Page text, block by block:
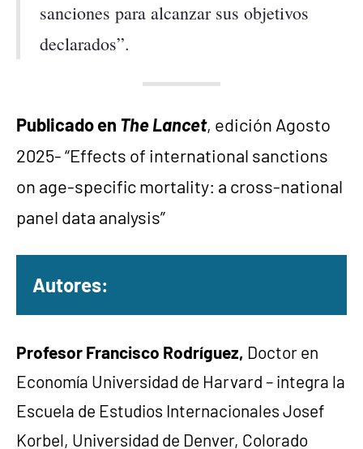
sanciones para alcanzar sus objetivos
declarados”.
Publicado en The Lancet, edición Agosto
2025- “Effects of international sanctions
on age-specific mortality: a cross-national
panel data analysis”
Autores:
Profesor Francisco Rodríguez, Doctor en
Economía Universidad de Harvard – integra la
Escuela de Estudios Internacionales Josef
Korbel, Universidad de Denver, Colorado